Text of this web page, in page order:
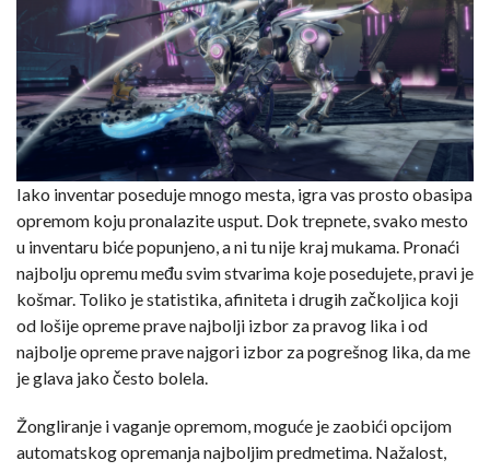
Iako inventar poseduje mnogo mesta, igra vas prosto obasipa
opremom koju pronalazite usput. Dok trepnete, svako mesto
u inventaru biće popunjeno, a ni tu nije kraj mukama. Pronaći
najbolju opremu među svim stvarima koje posedujete, pravi je
košmar. Toliko je statistika, afiniteta i drugih začkoljica koji
od lošije opreme prave najbolji izbor za pravog lika i od
najbolje opreme prave najgori izbor za pogrešnog lika, da me
je glava jako često bolela.
Žongliranje i vaganje opremom, moguće je zaobići opcijom
automatskog opremanja najboljim predmetima. Nažalost,